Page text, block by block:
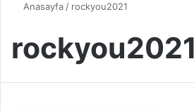
Anasayfa/ rockyou2021
rockyou2021